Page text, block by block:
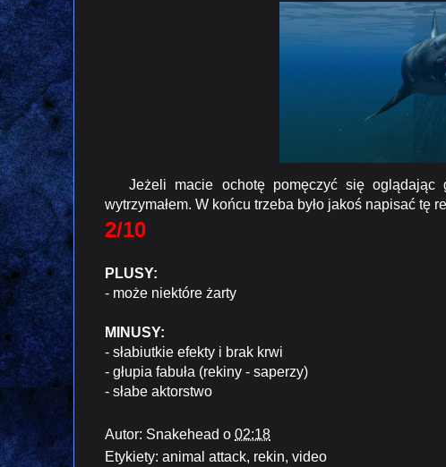
Jeżeli macie ochotę pomęczyć się oglądając
wytrzymałem. W końcu trzeba było jakoś napisać tę
2/10
PLUSY:
- może niektóre żarty
MINUSY:
- słabiutkie efekty i brak krwi
- głupia fabuła (rekiny - saperzy)
- słabe aktorstwo
Autor: Snakehead o 02:18
Etykiety: animal attack, rekin, video